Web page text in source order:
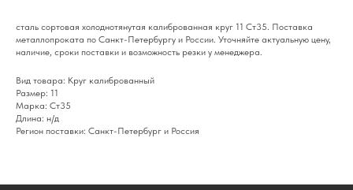
сталь сортовая холоднотянутая калиброванная круг 11 Ст35. Поставка
металлопроката по Санкт-Петербургу и России. Уточняйте актуальную цену,
наличие, сроки поставки и возможность резки у менеджера.
Вид товара: Круг калиброванный
Размер: 11
Марка: Ст35
Длина: н/д
Регион поставки: Санкт-Петербург и Россия